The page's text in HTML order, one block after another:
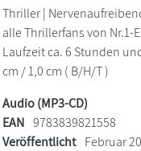
Thriller |
alle Thrillerfans von Nr.1-
Laufzeit ca. 6 Stunden
cm / 1,0 cm ( B/H/T )
Audio (MP3-CD)
EAN 9783839821558
Veröffentlicht Februar